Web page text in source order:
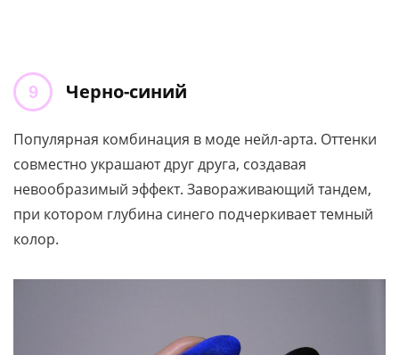
Черно-синий
Популярная комбинация в моде нейл-арта. Оттенки
совместно украшают друг друга, создавая
невообразимый эффект. Завораживающий тандем,
при котором глубина синего подчеркивает темный
колор.